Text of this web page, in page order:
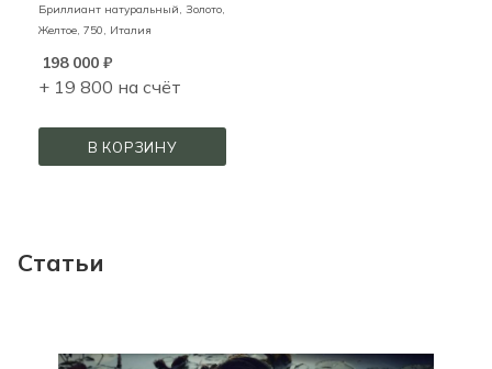
Бриллиант натуральный, Золото,
Желтое, 750, Италия
198 000 ₽
+ 19 800 на счёт
В КОРЗИНУ
Статьи